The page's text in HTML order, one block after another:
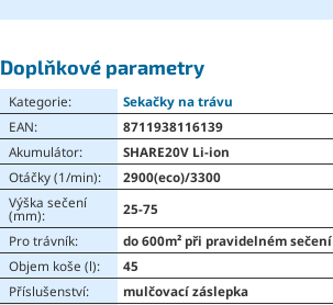
Doplňkové parametry
Kategorie:
Sekačky na trávu
EAN:
8711938116139
Akumulátor:
SHARE20V Li-ion
Otáčky (1/min):
2900(eco)/3300
Výška sečení
(mm):
25-75
Pro trávník:
do 600m² při pravidelném sečení
Objem koše (l):
45
Příslušenství:
mulčovací záslepka